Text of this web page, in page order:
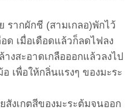
รากผักชี (สามเกลอ)พักไว้
ด เมื่อเดือดแล้วก็ลดไฟลง
งสะอาดเกลือออกแล้วลงไป
เพื่อให้กลิ่นแรงๆ ของมะระ
สังเกตสีของมะระต้มจนออก